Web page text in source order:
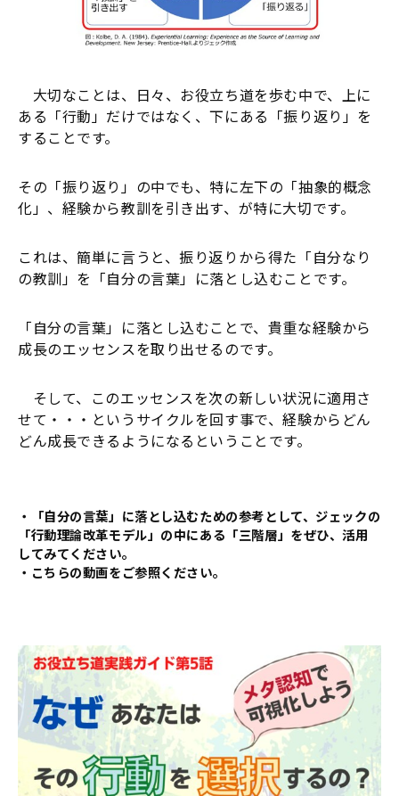
大切なことは、日々、お役立ち道を歩む中で、上に
ある「行動」だけではなく、下にある「振り返り」を
することです。
その「振り返り」の中でも、特に左下の「抽象的概念
化」、経験から教訓を引き出す、が特に大切です。
これは、簡単に言うと、振り返りから得た「自分なり
の教訓」を「自分の言葉」に落とし込むことです。
「自分の言葉」に落とし込むことで、貴重な経験から
成長のエッセンスを取り出せるのです。
そして、このエッセンスを次の新しい状況に適用さ
せて・・・というサイクルを回す事で、経験からどん
どん成長できるようになるということです。
・「自分の言葉」に落とし込むための参考として、ジェックの
「行動理論改革モデル」の中にある「三階層」をぜひ、活用
してみてください。
・こちらの動画をご参照ください。